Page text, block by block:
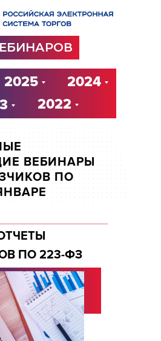
2022
2024
2025
ВЕБИНАРЫ
ПО
ПО 223-ФЗ